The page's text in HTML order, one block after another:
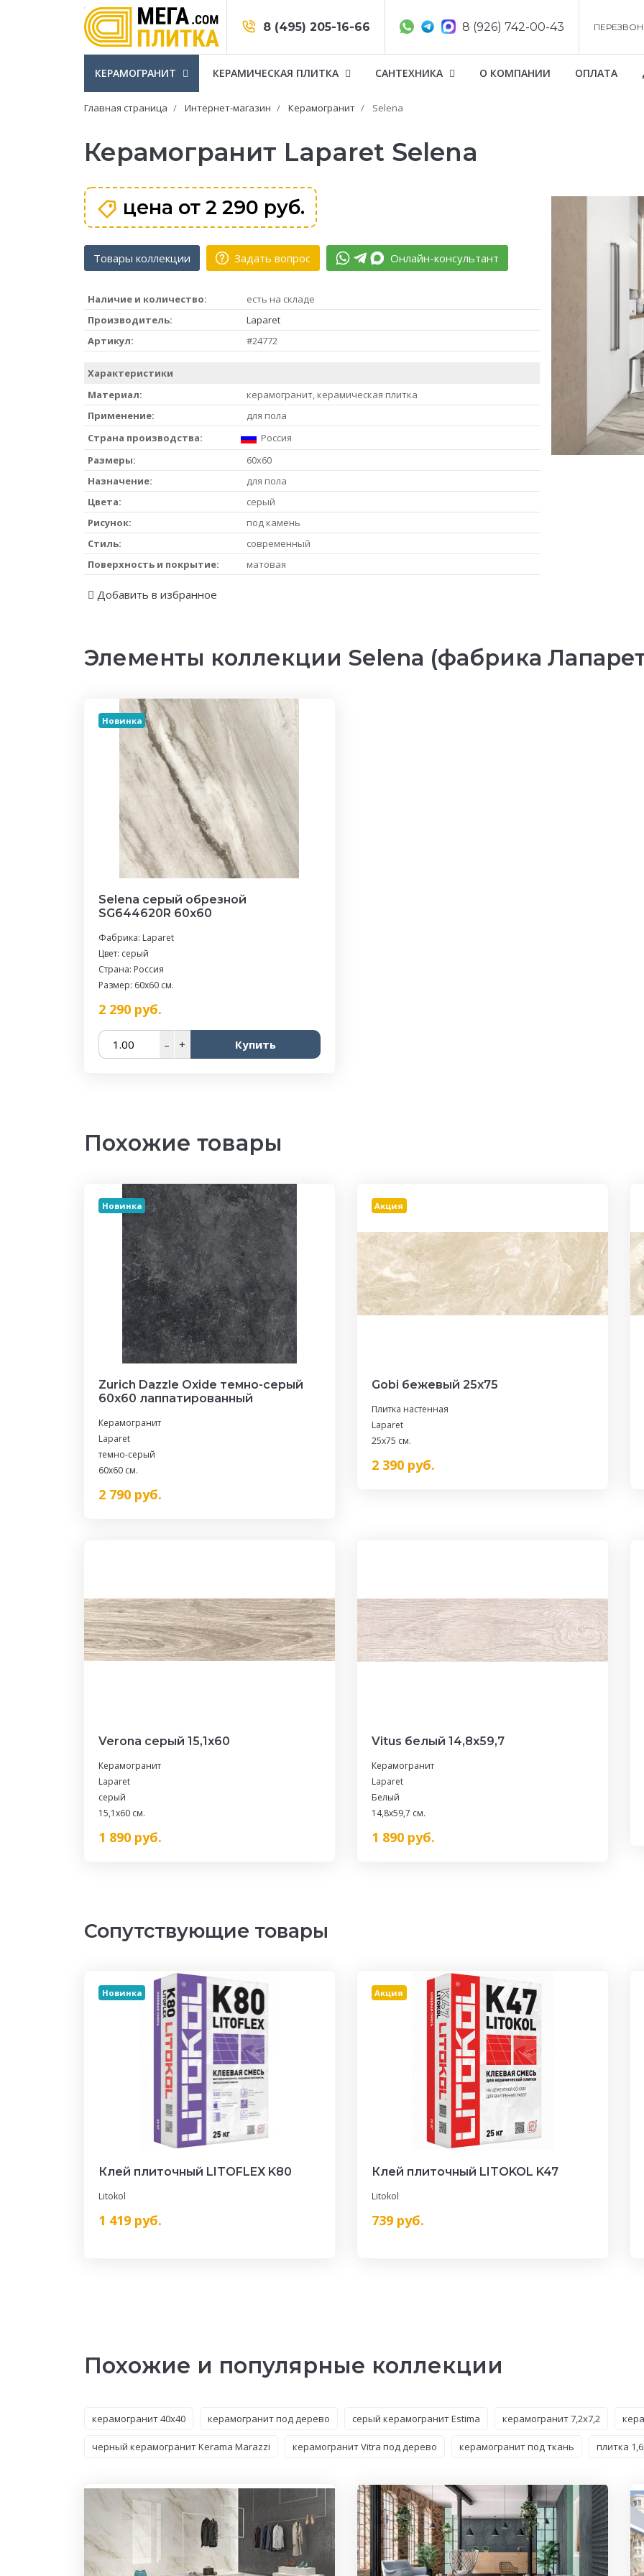
8 (495) 205-16-66 8 (926) 742-00-43
КЕРАМОГРАНИТ КЕРАМИЧЕСКАЯ ПЛИТКА САНТЕХНИКА О КОМПАНИИ ОПЛАТА
Главная страница Интернет-магазин Керамогранит Selena
Керамогранит Laparet Selena
цена от 2 290 руб.
Товары коллекции Задать вопрос Онлайн-консультант
Наличие и количество:
есть на складе
Производитель:
Laparet
Артикул:
#24772
Характеристики
Материал:
керамогранит, керамическая плитка
Применение:
для пола
Страна производства:
Россия
Размеры:
60x60
Назначение:
для пола
Цвета:
серый
Рисунок:
под камень
Стиль:
современный
Поверхность и покрытие:
матовая
Добавить в избранное
Элементы коллекции Selena (фабрика
Новинка
Selena серый обрезной
SG644620R 60х60
Фабрика: Laparet
Цвет: серый
Страна: Россия
Размер: 60x60 см.
2 290 руб.
– + Купить
Похожие товары
Новинка
Zurich Dazzle Oxide темно-серый
60x60 лаппатированный
Керамогранит
Laparet
темно-серый
60x60 см.
2 790 руб.
Акция
Gobi бежевый 25х75
Плитка настенная
Laparet
25x75 см.
2 390руб.
Verona серый 15,1х60
Керамогранит
Laparet
серый
15,1x60 см.
1 890 руб.
Vitus белый 14,8х59,7
Керамогранит
Laparet
Белый
14,8x59,7 см.
1 890руб.
Сопутствующие товары
Новинка
Клей плиточный LITOFLEX K80
Litokol
1 419 руб.
Акция
Клей плиточный LITOKOL K47
Litokol
739руб.
Похожие и популярные коллекции
керамогранит 40x40 керамогранит под дерево серый керамогранит Estima керамогранит 7,2x7,2
черный керамогранит Kerama Marazzi керамогранит Vitra под дерево керамогранит под ткань плитка